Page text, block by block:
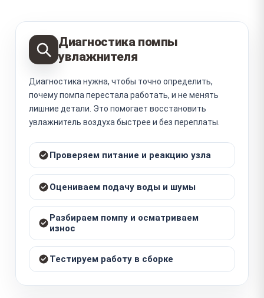
Диагностика помпы
увлажнителя
Диагностика нужна, чтобы точно определить,
почему помпа перестала работать, и не менять
лишние детали. Это помогает восстановить
увлажнитель воздуха быстрее и без переплаты.
Проверяем питание и реакцию узла
Оцениваем подачу воды и шумы
Разбираем помпу и осматриваем
износ
Тестируем работу в сборке